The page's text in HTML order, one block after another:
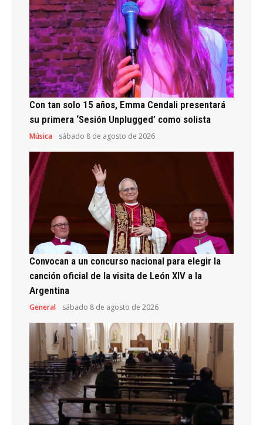
Con tan solo 15 años, Emma Cendali presentará
su primera ‘Sesión Unplugged’ como solista
Música sábado 8 de agosto de 2026
Convocan a un concurso nacional para elegir la
canción oficial de la visita de León XIV a la
Argentina
General sábado 8 de agosto de 2026